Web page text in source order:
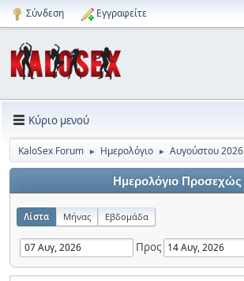
Σύνδεση Εγγραφείτε
Κύριο μενού
KaloSex Forum ► Ημερολόγιο ► Αυγούστου 2026
Ημερολόγιο Προσεχώς
Λίστα Μήνας Εβδομάδα
Προς